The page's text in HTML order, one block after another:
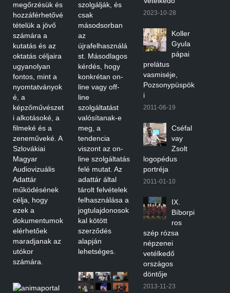
megőrzésük és
hozzáférhetővé
tételük a jövő
számára a
kutatás és az
oktatás céljaira
ugyanolyan
fontos, mint a
nyomtatványok
é, a
képzőművészet
i alkotásoké, a
filmeké és a
zeneműveké. A
Szlovákiai
Magyar
Audiovizuális
Adattár
működésének
célja, hogy
ezek a
dokumentumok
elérhetőek
maradjanak az
utókor
számára.
szolgálják, és
csak
másodsorban
az
újrafelhasználá
st. Másodlagos
kérdés, hogy
konkrétan on-
line vagy off-
line
szolgáltatást
valósítanak-e
meg, a
tendencia
viszont az on-
line szolgáltatás
felé mutat. Az
adattár által
tárolt felvételek
felhasználása a
jogtulajdonosok
kal kötött
szerződés
alapján
lehetséges.
2023-10-28
Koller
Gyula
pápai
prelátus
vasmiséje,
Pozsonypüspök
i
2011-06-19
Cséfal
vay
Zsolt
logopédus
portréja
2011-01-10
IX.
Bíborpi
ros
szép rózsa
népzenei
vetélkedő
országos
döntője
2013-11-23